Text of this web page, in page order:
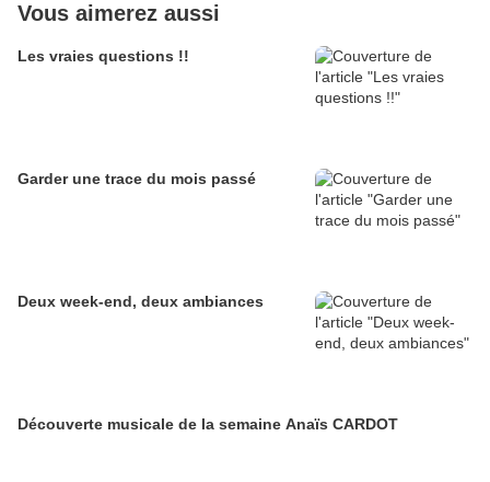
Vous aimerez aussi
Les vraies questions !!
Garder une trace du mois passé
Deux week-end, deux ambiances
Découverte musicale de la semaine Anaïs CARDOT